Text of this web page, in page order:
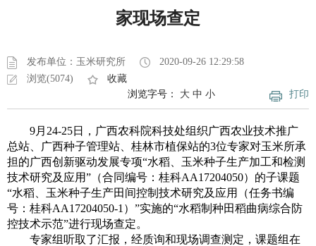
家现场查定
发布单位：玉米研究所
2020-09-26 12:29:58
浏览(5074)
收藏
打印
浏览字号： 大 中 小
9月24-25日，广西农科院科技处组织广西农业技术推广
总站、广西种子管理站、桂林市植保站的3位专家对玉米所承
担的广西创新驱动发展专项“水稻、玉米种子生产加工和检测
技术研究及应用”（合同编号：桂科AA17204050）的子课题
“水稻、玉米种子生产田间控制技术研究及应用（任务书编
号：桂科AA17204050-1）”实施的“水稻制种田稻曲病综合防
控技术示范”进行现场查定。
专家组听取了汇报，经质询和现场调查测定，课题组在